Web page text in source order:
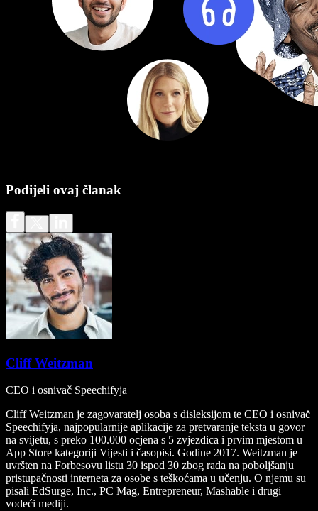
Podijeli ovaj članak
Cliff Weitzman
CEO i osnivač Speechifyja
Cliff Weitzman je zagovaratelj osoba s disleksijom te CEO i osnivač
Speechifyja, najpopularnije aplikacije za pretvaranje teksta u govor
na svijetu, s preko 100.000 ocjena s 5 zvjezdica i prvim mjestom u
App Store kategoriji Vijesti i časopisi. Godine 2017. Weitzman je
uvršten na Forbesovu listu 30 ispod 30 zbog rada na poboljšanju
pristupačnosti interneta za osobe s teškoćama u učenju. O njemu su
pisali EdSurge, Inc., PC Mag, Entrepreneur, Mashable i drugi
vodeći mediji.